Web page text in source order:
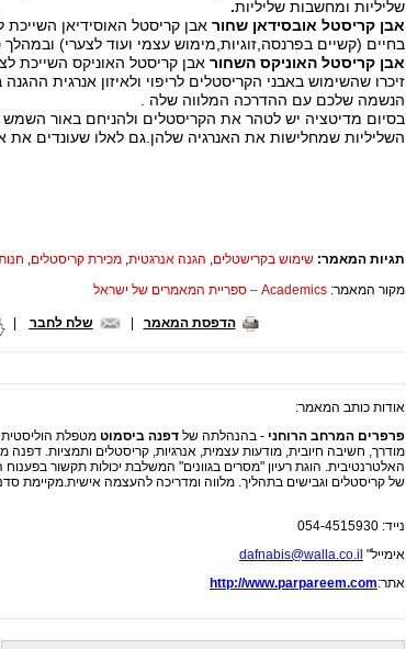
שליליות ומחשבות שליליות.
אבן קריסטל אובסידאן שחור אבן קריסטל האוסידיאן
בחיים (קשיים בפרנסה,זוגיות,מימוש עצמי ועוד לצערי)
אבן קריסטל האוניקס השחור אבן קריסטל האוניקס השייכת
זיכרו שהשימוש באבני הקריסטלים לריפוי ולאיזון אנרגית
הנשמה שלכם עם ההדרכה המלווה שלה .
בסיום מדיטציה יש לטהר את הקריסטלים ולהניחם באור
השליליות שמחלישות את האנרגיה שלהן.גם לאלו שעונדים את
תגיות המאמר: שימוש בקרישטלים, הגנה אנרגטית, מכירת קריסטלים,
מקור המאמר: Academics – ספריית המאמרים של ישראל
הדפסת המאמר שלח לחבר
אודות כותב המאמר:
פרפרים המרחב הרוחני - בהנהלתה של דפנה ביסמוט מטפלת הוליסטית
מודרך, חשיבה חיובית, מודעות עצמית, אנרגיות, קריסטלים ותמציות. דפנה
האלטרנטיבית. הוגת רעיון "מסרים בגוונים" המשלבת יכולות תקשור
של קריסטלים וגבישים בתהליך. מלווה ומדריכה להעצמה אישית.מקיימת
נייד: 054-4515930
אימייל" dafnabis@walla.co.il
אתר:http://www.parpareem.com